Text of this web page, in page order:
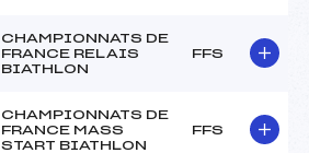
CHAMPIONNATS DE
FRANCE RELAIS
BIATHLON
FFS
CHAMPIONNATS DE
FRANCE MASS
START BIATHLON
FFS